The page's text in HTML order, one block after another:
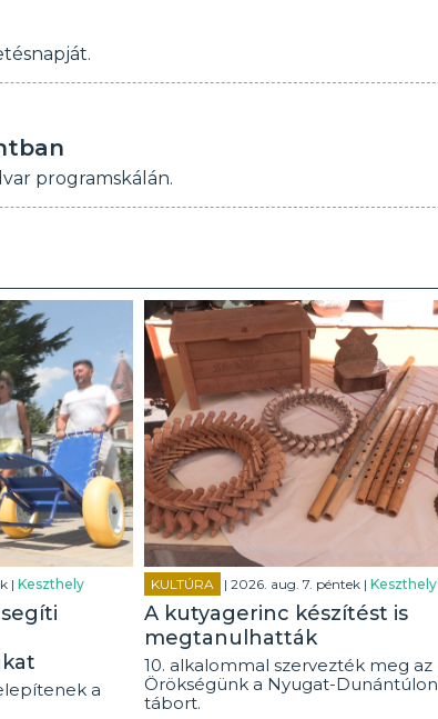
programskálán.
| Keszthely
a
KULTÚRA | 2026. aug. 7. péntek | Keszthely
A kutyagerinc készítést is
megtanulhatták
10. alkalommal szervezték meg az
Örökségünk a Nyugat-Dunántúlon
tábort.